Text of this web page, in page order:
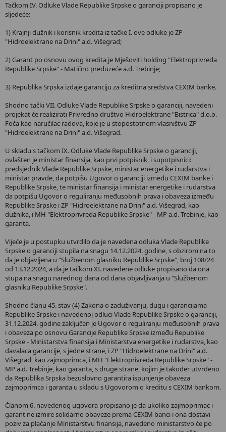
Tačkom IV. Odluke Vlade Republike Srpske o garanciji propisano je
sljedeće:
1) Krajnji dužnik i korisnik kredita iz tačke I. ove odluke je ZP
"Hidroelektrane na Drini" a.d. Višegrad;
2) Garant po osnovu ovog kredita je Mješoviti holding "Elektroprivreda
Republike Srpske" - Matično preduzeće a.d. Trebinje;
3) Republika Srpska izdaje garanciju za kreditna sredstva CEXIM banke.
Shodno tački VII. Odluke Vlade Republike Srpske o garanciji, navedeni
projekat će realizirati Privredno društvo Hidroelektrane "Bistrica" d.o.o.
Foča kao naručilac radova, koje je u stopostotnom vlasništvu ZP
"Hidroelektrane na Drini" a.d. Višegrad.
U skladu s tačkom IX. Odluke Vlade Republike Srpske o garanciji,
ovlašten je ministar finansija, kao prvi potpisnik, i supotpisnici:
predsjednik Vlade Republike Srpske, ministar energetike i rudarstva i
ministar pravde, da potpišu Ugovor o garanciji između CEXIM banke i
Republike Srpske, te ministar finansija i ministar energetike i rudarstva
da potpišu Ugovor o reguliranju međusobnih prava i obaveza između
Republike Srpske i ZP "Hidroelektrane na Drini" a.d. Višegrad, kao
dužnika, i MH "Elektroprivreda Republike Srpske" - MP a.d. Trebinje, kao
garanta.
Vijeće je u postupku utvrdilo da je navedena odluka Vlade Republike
Srpske o garanciji stupila na snagu 14.12.2024. godine, s obzirom na to
da je objavljena u "Službenom glasniku Republike Srpske", broj 108/24
od 13.12.2024, a da je tačkom XI. navedene odluke propisano da ona
stupa na snagu narednog dana od dana objavljivanja u "Službenom
glasniku Republike Srpske".
Shodno članu 45. stav (4) Zakona o zaduživanju, dugu i garancijama
Republike Srpske i navedenoj odluci Vlade Republike Srpske o garanciji,
31.12.2024. godine zaključen je Ugovor o reguliranju međusobnih prava
i obaveza po osnovu Garancije Republike Srpske između Republike
Srpske - Ministarstva finansija i Ministarstva energetike i rudarstva, kao
davalaca garancije, s jedne strane, i ZP "Hidroelektrane na Drini" a.d.
Višegrad, kao zajmoprimca, i MH "Elektroprivreda Republike Srpske" -
MP a.d. Trebinje, kao garanta, s druge strane, kojim je također utvrđeno
da Republika Srpska bezuslovno garantira ispunjenje obaveza
zajmoprimca i garanta u skladu s Ugovorom o kreditu s CEXIM bankom.
Članom 6. navedenog ugovora propisano je da ukoliko zajmoprimac i
garant ne izmire solidarno obaveze prema CEXIM banci i ona dostavi
poziv za plaćanje Ministarstvu finansija, navedeno ministarstvo će po